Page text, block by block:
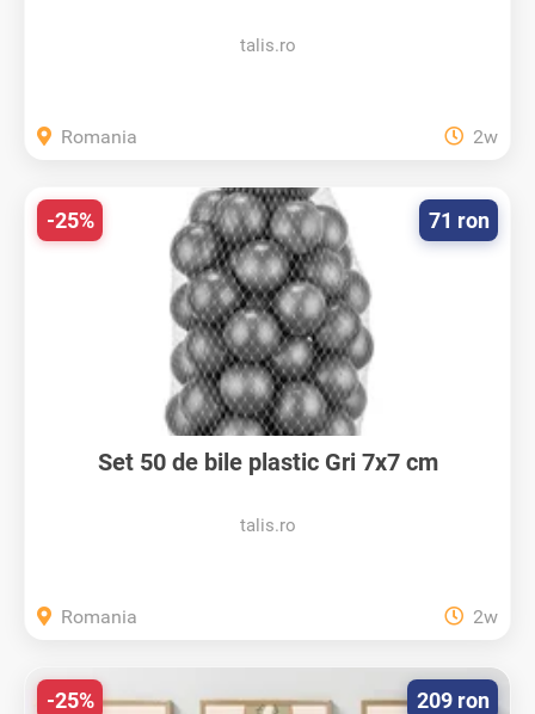
talis.ro
Romania 2w
Set 50 de bile plastic Gri 7x7 cm
talis.ro
71 ron
-25%
Romania 2w
209 ron
-25%